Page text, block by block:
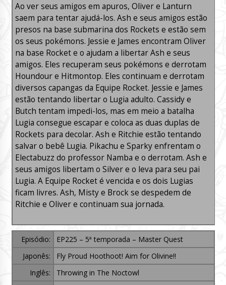
Ao ver seus amigos em apuros, Oliver e Lanturn
saem para tentar ajudá-los. Ash e seus amigos estão
presos na base submarina dos Rockets e estão sem
os seus pokémons. Jessie e James encontram Oliver
na base Rocket e o ajudam a libertar Ash e seus
amigos. Eles recuperam seus pokémons e derrotam
Houndour e Hitmontop. Eles continuam e derrotam
diversos capangas da Equipe Rocket. Jessie e James
estão tentando libertar o Lugia adulto. Cassidy e
Butch tentam impedi-los, mas em meio a batalha
Lugia consegue escapar e coloca as duas duplas de
Rockets para decolar. Ash e Ritchie estão tentando
salvar o bebê Lugia. Pikachu e Sparky enfrentam o
Electabuzz do professor Namba e o derrotam. Ash e
seus amigos libertam o Silver e o leva para seu pai
Lugia. A Equipe Rocket é vencida e os dois Lugias
ficam livres. Ash, Misty e Brock se despedem de
Ritchie e Oliver e continuam sua jornada.
Episódio:
EP225 – 5ª temporada – Master Quest
Japonês:
Fly Proud Hoothoot! Aim for Olivine!!
Inglês:
Throwing in The Noctowl